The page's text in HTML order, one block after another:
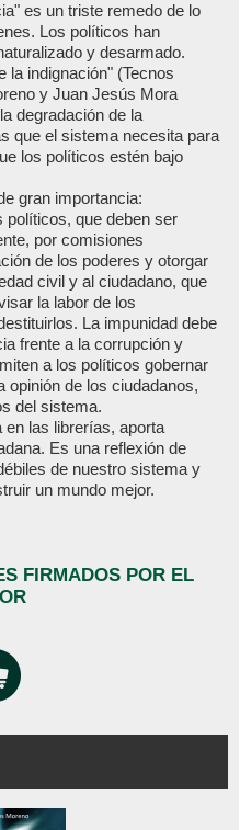
es un triste remedo de lo
Los políticos han
y desarmado.
la indignación" (Tecnos
y Juan Jesús Mora
degradación de la
que el sistema necesita para
los políticos estén bajo
gran importancia:
políticos, que deben ser
por comisiones
de los poderes y otorgar
civil y al ciudadano, que
la labor de los
La impunidad debe
frente a la corrupción y
a los políticos gobernar
opinión de los ciudadanos,
del sistema.
las librerías, aporta
Es una reflexión de
de nuestro sistema y
un mundo mejor.
FIRMADOS POR EL